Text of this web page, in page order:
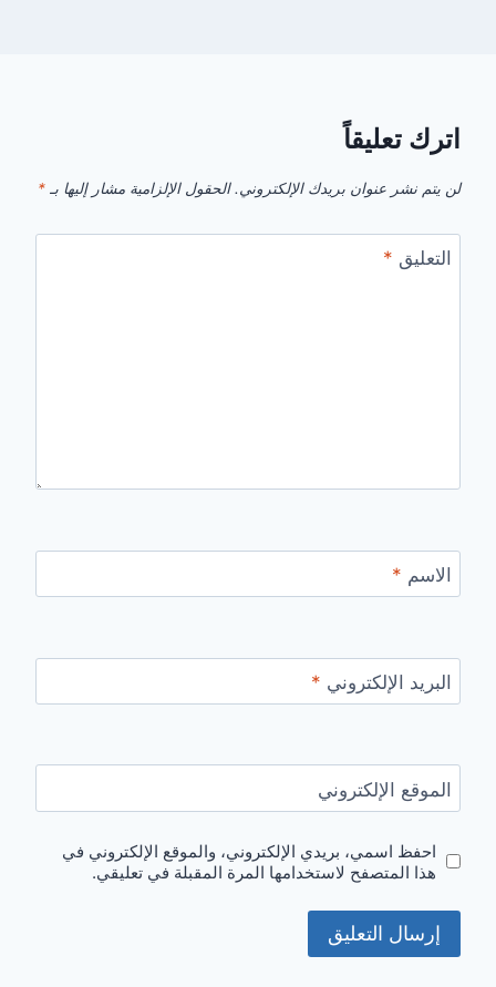
اترك تعليقاً
لن يتم نشر عنوان بريدك الإلكتروني. الحقول الإلزامية مشار إليها بـ *
التعليق *
الاسم *
البريد الإلكتروني *
الموقع الإلكتروني
احفظ اسمي، بريدي الإلكتروني، والموقع الإلكتروني في
هذا المتصفح لاستخدامها المرة المقبلة في تعليقي.